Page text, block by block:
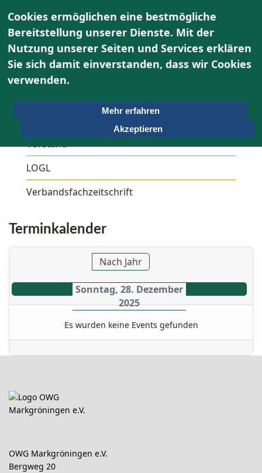
Über uns
Vorstand
LOGL
Verbandsfachzeitschrift
Terminkalender
Nach Jahr
Sonntag, 28. Dezember
2025
Es wurden keine Events gefunden
OWG Markgröningen e.V.
Bergweg 20
Cookies ermöglichen eine bestmögliche
Bereitstellung unserer Dienste. Mit der
Nutzung unserer Seiten und Services erklären
Sie sich damit einverstanden, dass wir Cookies
verwenden.
Mehr erfahren
Akzeptieren